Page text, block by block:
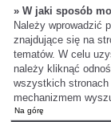
» W jaki sposób
Należy wprowadzić
znajdujące się na
tematów. W celu
należy kliknąć
wszystkich
mechanizmem
Na górę